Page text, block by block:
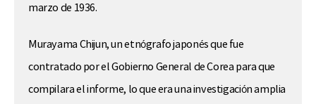
marzo de 1936.
Murayama Chijun, un etnógrafo japonés que fue
contratado por el Gobierno General de Corea para que
compilara el informe, lo que era una investigación amplia